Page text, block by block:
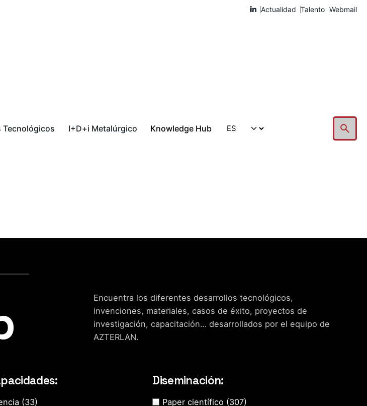
Actualidad Talento Webmail
Tecnológicos I+D+i Metalúrgico Knowledge Hub
Encuentra los diferentes desarrollos tecnológicos,
invenciones, materiales, casos de éxito, proyectos de
investigación, capacitación… desarrollados por el equipo de
AZTERLAN.
(33)
Diseminación:
Paper científico (307)